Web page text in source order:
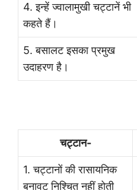
4. इन्हें ज्वालामुखी चट्टानें भी
कहते हैं।
5. बसालट इसका प्रमुख
उदाहरण है।
चट्टान-
1. चट्टानों की रासायनिक
बनावट निश्चित नहीं होती